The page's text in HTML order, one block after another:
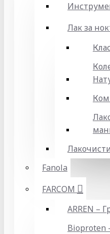
Лак за
Fanola
FARCOM
ARREN –
Bioproten